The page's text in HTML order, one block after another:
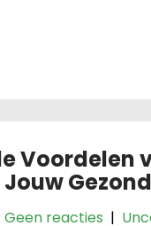
Voordelen
Geen reacties |